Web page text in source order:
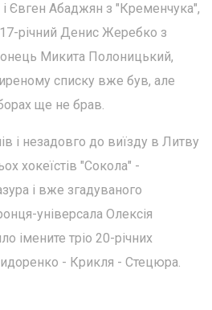
Євген Абаджян з "Кременчука",
річний Денис Жеребко з
Микита Полоницький,
списку вже був, але
ще не брав.
і незадовго до виїзду в Литву
хокеїстів "Сокола" -
і вже згадуваного
універсала Олексія
імените тріо 20-річних
- Крикля - Стецюра.